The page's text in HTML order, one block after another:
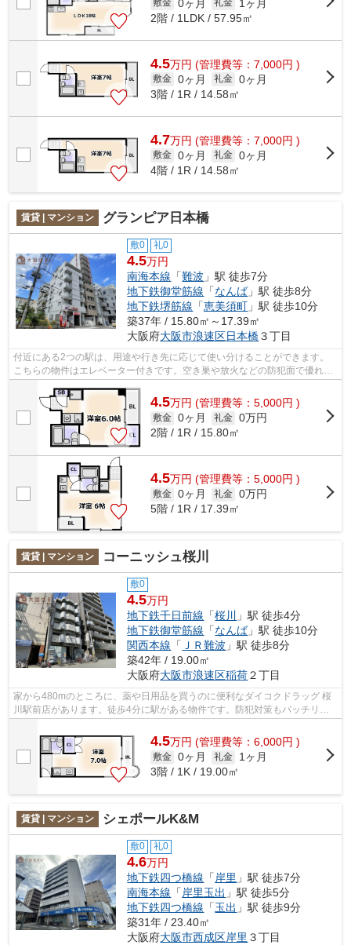
敷金 0ヶ月 礼金
1ヶ月
2階 / 1LDK / 57.95㎡
4.5万円 (管理費等：7,000円 )
敷金 0ヶ月 礼金 0ヶ月
3階 / 1R / 14.58㎡
4.7万円 (管理費等：7,000円 )
敷金 0ヶ月 礼金 0ヶ月
4階 / 1R / 14.58㎡
賃貸 | マンション グランピア日本橋
敷0 礼0
4.5万円
南海本線 「難波 」駅 徒歩7分
地下鉄御堂筋線 「なんば」駅 徒歩8分
地下鉄堺筋線 「恵美須町 」駅 徒歩10分
築37年 / 15.80㎡～17.39㎡
大阪府大阪市浪速区日本橋３丁目
付近にある2つの駅は、用途や行き先に応じて使い分けることができます。
こちらの物件はエレベーター付きです。空き巣や放火などの防犯面で優れて
いるマンションタイプの物件です。「グ...
4.5万円 (管理費等：5,000円 )
敷金 0ヶ月 礼金 0万円
2階 / 1R / 15.80㎡
4.5万円 (管理費等：5,000円 )
敷金 0ヶ月 礼金 0万円
5階 / 1R / 17.39㎡
賃貸 | マンション コーニッシュ桜川
敷0
4.5万円
地下鉄千日前線 「桜川
」駅 徒歩4分
地下鉄御堂筋線 「なんば」駅 徒歩10分
関西本線 「 ＪＲ難波 」駅 徒歩8分
築42年 / 19.00㎡
大阪府大阪市浪速区稲荷２丁目
家から480mのところに、薬や日用品を買うのに便利なダイコクドラッグ 桜
川駅前店があります。徒歩4分に駅がある物件です。防犯対策もバッチリな
マンションタイプの物件です。「コーニ...
4.5万円 (管理費等：6,000円 )
敷金 0ヶ月 礼金
1ヶ月
3階 / 1K / 19.00㎡
賃貸 | マンション シェポールK&M
敷0 礼0
4.6万円
地下鉄四つ橋線 「岸里 」駅 徒歩7分
南海本線 「岸里玉出 」駅 徒歩5分
地下鉄四つ橋線 「玉出 」駅 徒歩9分
築31年 / 23.40㎡
大阪府大阪市西成区岸里 ３丁目